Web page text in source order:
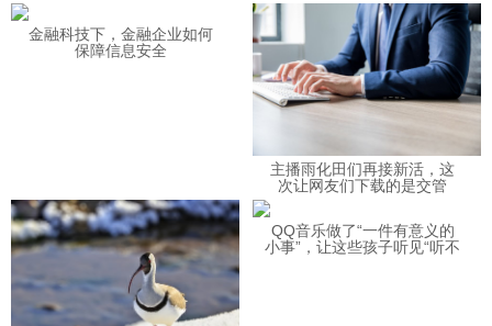
金融科技下，金融企业如何
保障信息安全
主播雨化田们再接新活，这
次让网友们下载的是交管
QQ音乐做了“一件有意义的
小事”，让这些孩子听见“听不